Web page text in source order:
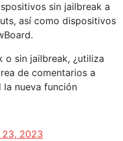
sin jailbreak a
así como dispositivos
o sin jailbreak, ¿utiliza
de comentarios a
nueva función
23, 2023